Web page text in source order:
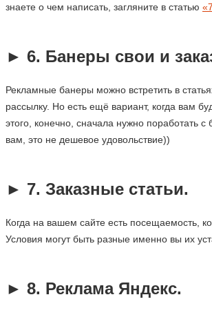
знаете о чем написать, загляните в статью
► 6. Банеры свои и
Рекламные банеры можно встретить в
рассылку. Но есть ещё вариант, когда вам
этого, конечно, сначала нужно поработать
вам, это не дешевое удовольствие))
► 7. Заказные статьи.
Когда на вашем сайте есть посещаемость,
Условия могут быть разные именно вы их
► 8. Реклама Яндекс.